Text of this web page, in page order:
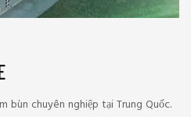
bùn chuyên nghiệp tại Trung Quốc.